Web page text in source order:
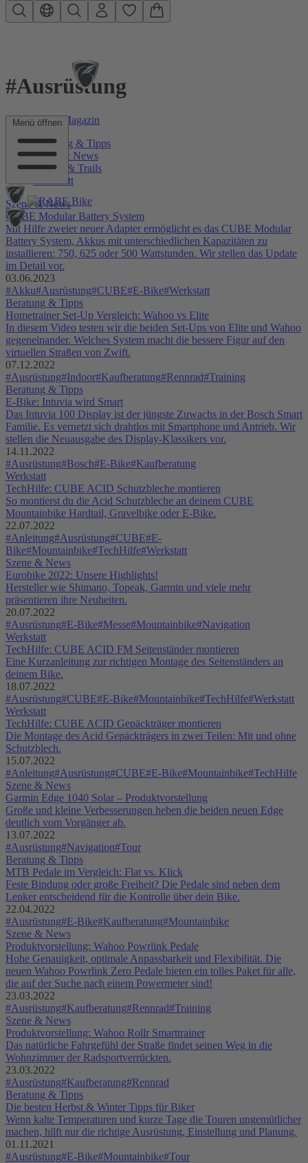
Zum Hauptinhalt springen
Menü öffnen
#Ausrüstung
RABE Bike Magazin
Beratung & Tipps
Szene & News
Touren & Trails
Werkstatt
Szene & News
CUBE Modular Battery System
Mit Hilfe zweier neuer Adapter ermöglicht es das CUBE Modular
Battery System, Akkus mit unterschiedlichen Kapazitäten zu
installieren: 750, 625 oder 500 Wattstunden. Wir stellen das Update
im Detail vor.
03.06.2023
#Akku#Ausrüstung#CUBE#E-Bike#Werkstatt
Beratung & Tipps
Hometrainer Set-Up Vergleich: Wahoo vs Elite
In diesem Video testen wir die beiden Set-Ups von Elite und Wahoo
gegeneinander. Welches System macht die bessere Figur auf den
virtuellen Straßen von Zwift.
07.12.2022
#Ausrüstung#Indoor#Kaufberatung#Rennrad#Training
Beratung & Tipps
E-Bike: Intuvia wird Smart
Das Intuvia 100 Display ist der jüngste Zuwachs in der Bosch Smart
Familie. Es vernetzt sich drahtlos mit Smartphone und Antrieb. Wir
stellen die Neuausgabe des Display-Klassikers vor.
14.11.2022
#Ausrüstung#Bosch#E-Bike#Kaufberatung
Werkstatt
TechHilfe: CUBE ACID Schutzbleche montieren
So montierst du die Acid Schutzbleche an deinem CUBE
Mountainbike Hardtail, Gravelbike oder E-Bike.
22.07.2022
#Anleitung#Ausrüstung#CUBE#E-
Bike#Mountainbike#TechHilfe#Werkstatt
Szene & News
Eurobike 2022: Unsere Highlights!
Hersteller wie Shimano, Topeak, Garmin und viele mehr
präsentieren ihre Neuheiten.
20.07.2022
#Ausrüstung#E-Bike#Messe#Mountainbike#Navigation
Werkstatt
TechHilfe: CUBE ACID FM Seitenständer montieren
Eine Kurzanleitung zur richtigen Montage des Seitenständers an
deinem Bike.
18.07.2022
#Ausrüstung#CUBE#E-Bike#Mountainbike#TechHilfe#Werkstatt
Werkstatt
TechHilfe: CUBE ACID Gepäckträger montieren
Die Montage des Acid Gepäckträgers in zwei Teilen: Mit und ohne
Schutzblech.
15.07.2022
#Anleitung#Ausrüstung#CUBE#E-Bike#Mountainbike#TechHilfe
Szene & News
Garmin Edge 1040 Solar – Produktvorstellung
Große und kleine Verbesserungen heben die beiden neuen Edge
deutlich vom Vorgänger ab.
13.07.2022
#Ausrüstung#Navigation#Tour
Beratung & Tipps
MTB Pedale im Vergleich: Flat vs. Klick
Feste Bindung oder große Freiheit? Die Pedale sind neben dem
Lenker entscheidend für die Kontrolle über dein Bike.
22.04.2022
#Ausrüstung#E-Bike#Kaufberatung#Mountainbike
Szene & News
Produktvorstellung: Wahoo Powrlink Pedale
Hohe Genauigkeit, optimale Anpassbarkeit und Flexibilität. Die
neuen Wahoo Powrlink Zero Pedale bieten ein tolles Paket für alle,
die auf der Suche nach einem Powermeter sind!
23.03.2022
#Ausrüstung#Kaufberatung#Rennrad#Training
Szene & News
Produktvorstellung: Wahoo Rollr Smarttrainer
Das natürliche Fahrgefühl der Straße findet seinen Weg in die
Wohnzimmer der Radsportverrückten.
23.03.2022
#Ausrüstung#Kaufberatung#Rennrad
Beratung & Tipps
Die besten Herbst & Winter Tipps für Biker
Wenn kalte Temperaturen und kurze Tage die Touren ungemütlicher
machen, hilft nur die richtige Ausrüstung, Einstellung und Planung.
01.11.2021
#Ausrüstung#E-Bike#Mountainbike#Tour